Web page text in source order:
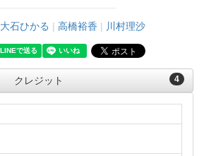
大石ひかる | 高橋裕香 | 川村理沙
4
クレジット